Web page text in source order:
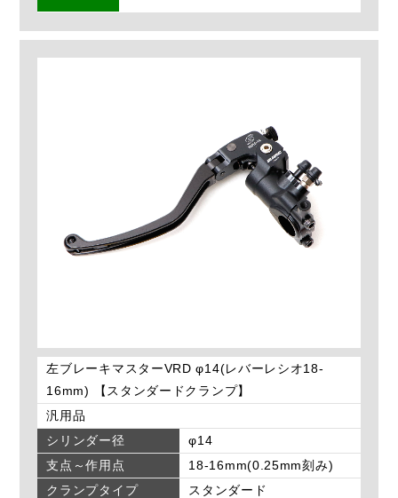
左ブレーキマスターVRD φ14(レバーレシオ18-
16mm) 【スタンダードクランプ】
汎用品
シリンダー径
φ14
支点～作用点
18-16mm(0.25mm刻み)
クランプタイプ
スタンダード